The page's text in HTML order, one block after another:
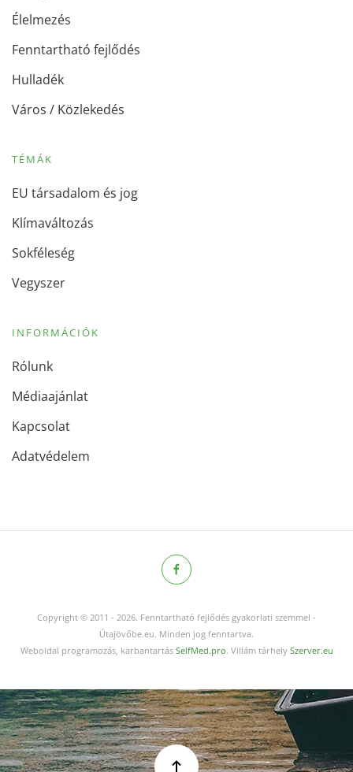
Élelmezés
Fenntartható fejlődés
Hulladék
Város / Közlekedés
TÉMÁK
EU társadalom és jog
Klímaváltozás
Sokféleség
Vegyszer
INFORMÁCIÓK
Rólunk
Médiaajánlat
Kapcsolat
Adatvédelem
Copyright © 2011 - 2026. Fenntartható fejlődés gyakorlati szemmel -
Útajövőbe.eu. Minden jog fenntartva.
Weboldal programozás, karbantartás SelfMed.pro. Villám tárhely Szerver.eu